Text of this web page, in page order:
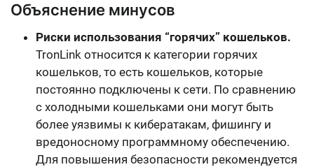
Объяснение минусов
Риски использования “горячих” кошельков.
TronLink относится к категории горячих
кошельков, то есть кошельков, которые
постоянно подключены к сети. По сравнению
с холодными кошельками они могут быть
более уязвимы к кибератакам, фишингу и
вредоносному программному обеспечению.
Для повышения безопасности рекомендуется